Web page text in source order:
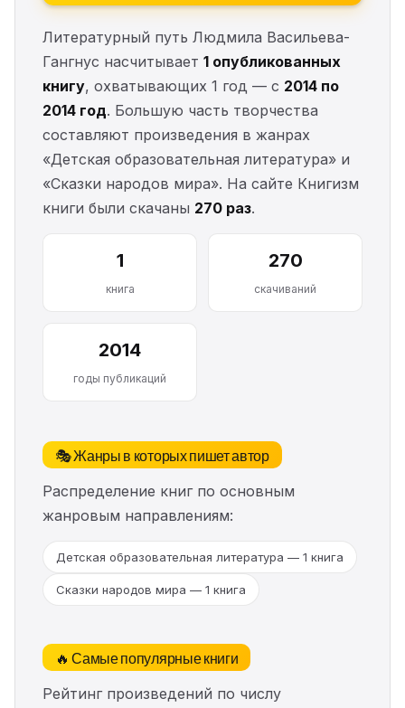
Литературный путь Людмила Васильева-
Гангнус насчитывает 1 опубликованных
книгу, охватывающих 1 год — с 2014 по
2014 год. Большую часть творчества
составляют произведения в жанрах
«Детская образовательная литература» и
«Сказки народов мира». На сайте Книгизм
книги были скачаны 270 раз.
1
книга
270
скачиваний
2014
годы публикаций
🎭 Жанры в которых пишет автор
Распределение книг по основным
жанровым направлениям:
Детская образовательная литература — 1 книга
Сказки народов мира — 1 книга
🔥 Самые популярные книги
Рейтинг произведений по числу